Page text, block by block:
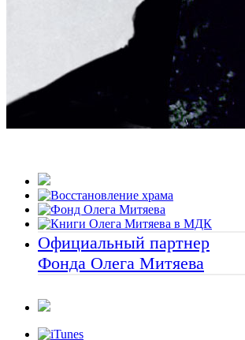
Официальный партнер
Фонда Олега Митяева